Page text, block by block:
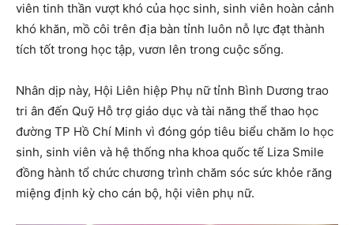
viên tinh thần vượt khó của học sinh, sinh viên hoàn cảnh
khó khăn, mồ côi trên địa bàn tỉnh luôn nỗ lực đạt thành
tích tốt trong học tập, vươn lên trong cuộc sống.
Nhân dịp này, Hội Liên hiệp Phụ nữ tỉnh Bình Dương trao
tri ân đến Quỹ Hỗ trợ giáo dục và tài năng thể thao học
đường TP Hồ Chí Minh vì đóng góp tiêu biểu chăm lo học
sinh, sinh viên và hệ thống nha khoa quốc tế Liza Smile
đồng hành tổ chức chương trình chăm sóc sức khỏe răng
miệng định kỳ cho cán bộ, hội viên phụ nữ.